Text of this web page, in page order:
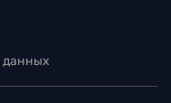
данных